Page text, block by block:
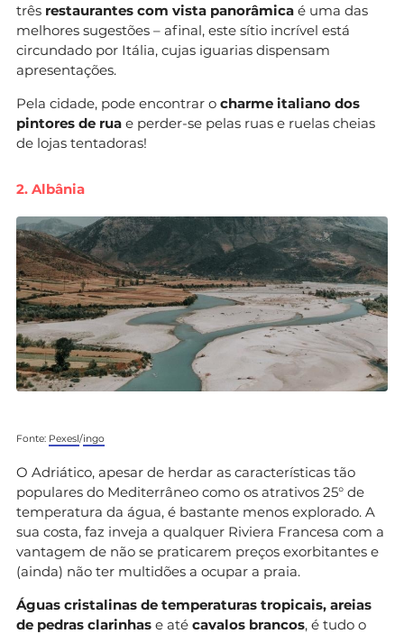
três restaurantes com vista panorâmica é uma das
melhores sugestões – afinal, este sítio incrível está
circundado por Itália, cujas iguarias dispensam
apresentações.
Pela cidade, pode encontrar o charme italiano dos
pintores de rua e perder-se pelas ruas e ruelas cheias
de lojas tentadoras!
2. Albânia
Fonte: Pexesl/ingo
O Adriático, apesar de herdar as características tão
populares do Mediterrâneo como os atrativos 25° de
temperatura da água, é bastante menos explorado. A
sua costa, faz inveja a qualquer Riviera Francesa com a
vantagem de não se praticarem preços exorbitantes e
(ainda) não ter multidões a ocupar a praia.
Águas cristalinas de temperaturas tropicais, areias
de pedras clarinhas e até cavalos brancos, é tudo o